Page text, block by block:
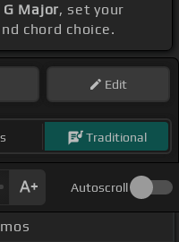
Major, set your
chord choice.
Edit
Traditional
Autoscroll